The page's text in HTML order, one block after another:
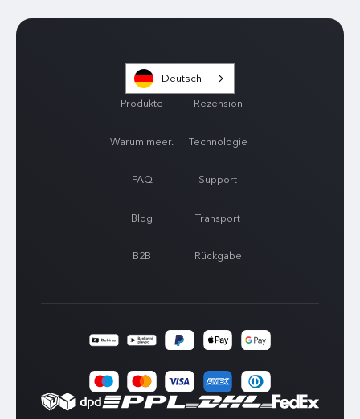
Produkte Rezension
Warum meer. Technologie
FAQ Support
Blog Transport
B2B Rückgabe
Deutsch